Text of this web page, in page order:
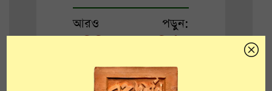
আরও পড়ুন:
নিজের গয়না বিক্রি করে
অর্থের জোগান দিয়েছিলেন